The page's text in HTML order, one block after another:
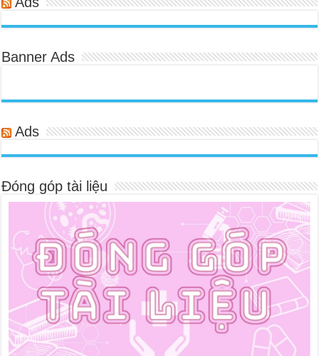
Banner Ads
Ads
Đóng góp tài liệu